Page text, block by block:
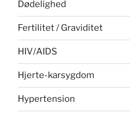
Dødelighed
Fertilitet / Graviditet
HIV/AIDS
Hjerte-karsygdom
Hypertension